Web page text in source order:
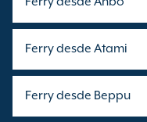
Ferry desde Atami
Ferry desde Beppu